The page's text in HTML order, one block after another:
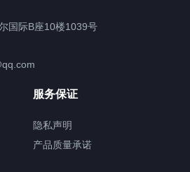
国际B座10楼1039号
服务保证
隐私声明
产品质量承诺